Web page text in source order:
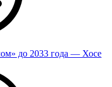
до 2033 года — Хосе